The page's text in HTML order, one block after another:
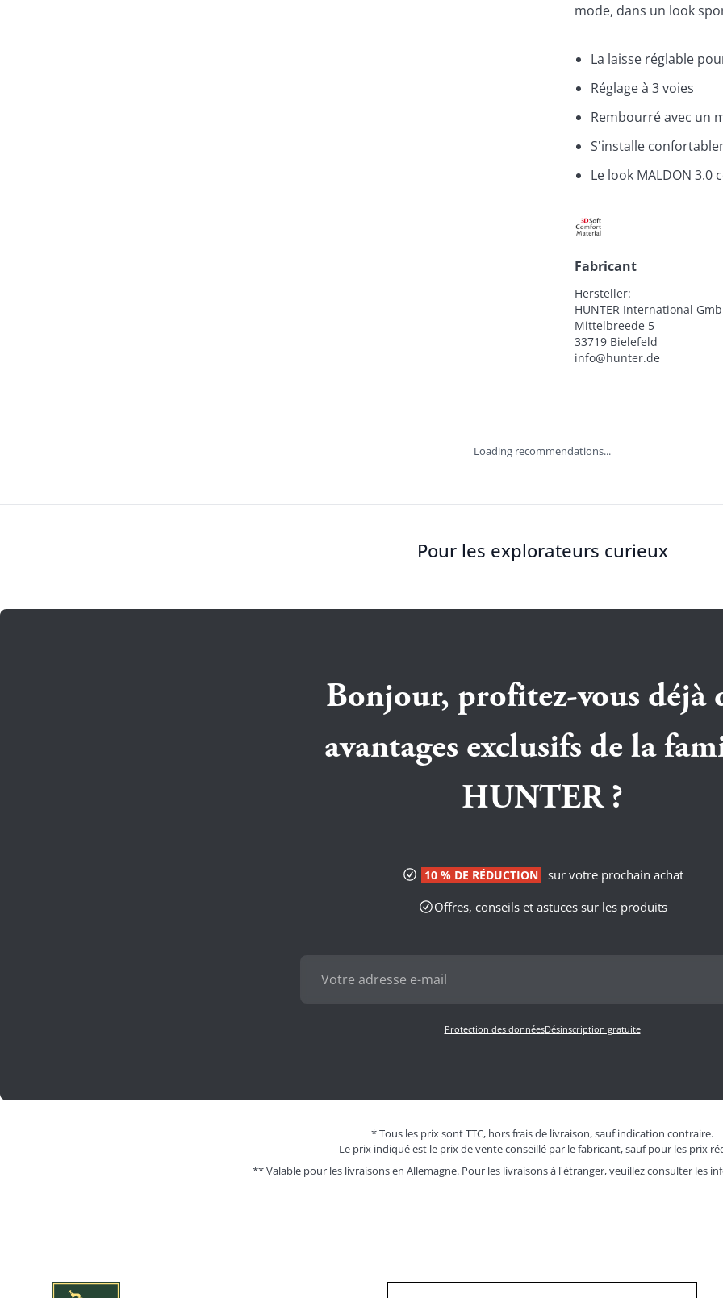
mode, dans un look
La laisse réglable
Réglage à 3 voies
Rembourré avec un
S'installe
Le look MALDON
Fabricant
Hersteller:
HUNTER International
Mittelbreede 5
33719 Bielefeld
info@hunter.de
Loading recommendations...
Pour les explorateurs curieux
Bonjour, profitez-vous déjà
avantages exclusifs de la
HUNTER ?
10 % DE RÉDUCTION
sur votre prochain achat
Offres, conseils et astuces sur les produits
Protection des donnéesDésinscription gratuite
* Tous les prix sont TTC, hors frais de livraison, sauf indication contraire.
Le prix indiqué est le prix de vente conseillé par le fabricant, sauf pour les prix
** Valable pour les livraisons en Allemagne. Pour les livraisons à l'étranger, veuillez consulter les